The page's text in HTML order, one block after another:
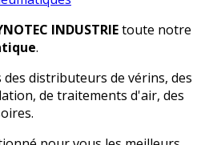
INDUSTRIEtoute notre
.
distributeurs de vérins, des
de traitements d'air, des